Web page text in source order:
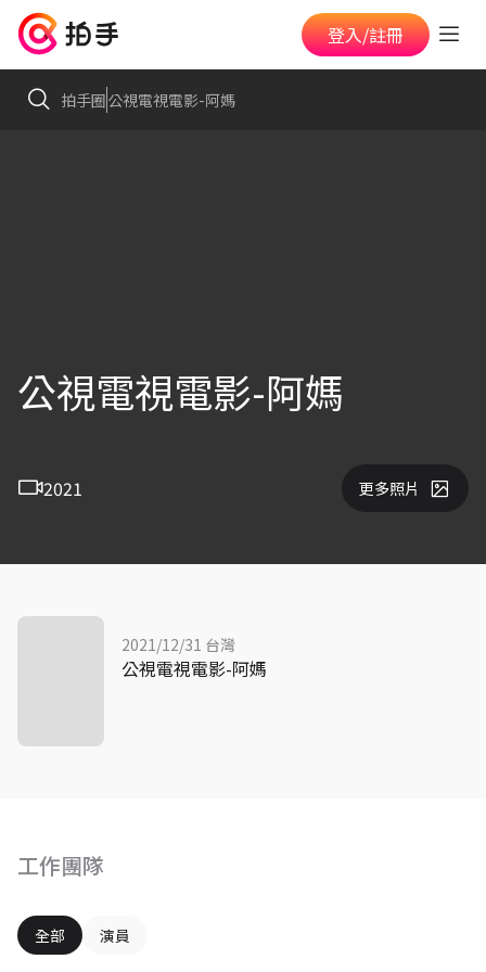
登入/註冊
拍手圈公視電視電影-阿媽
公視電視電影-阿媽
2021 更多照片
工作團隊
全部 演員
2021/12/31 台灣
公視電視電影-阿媽